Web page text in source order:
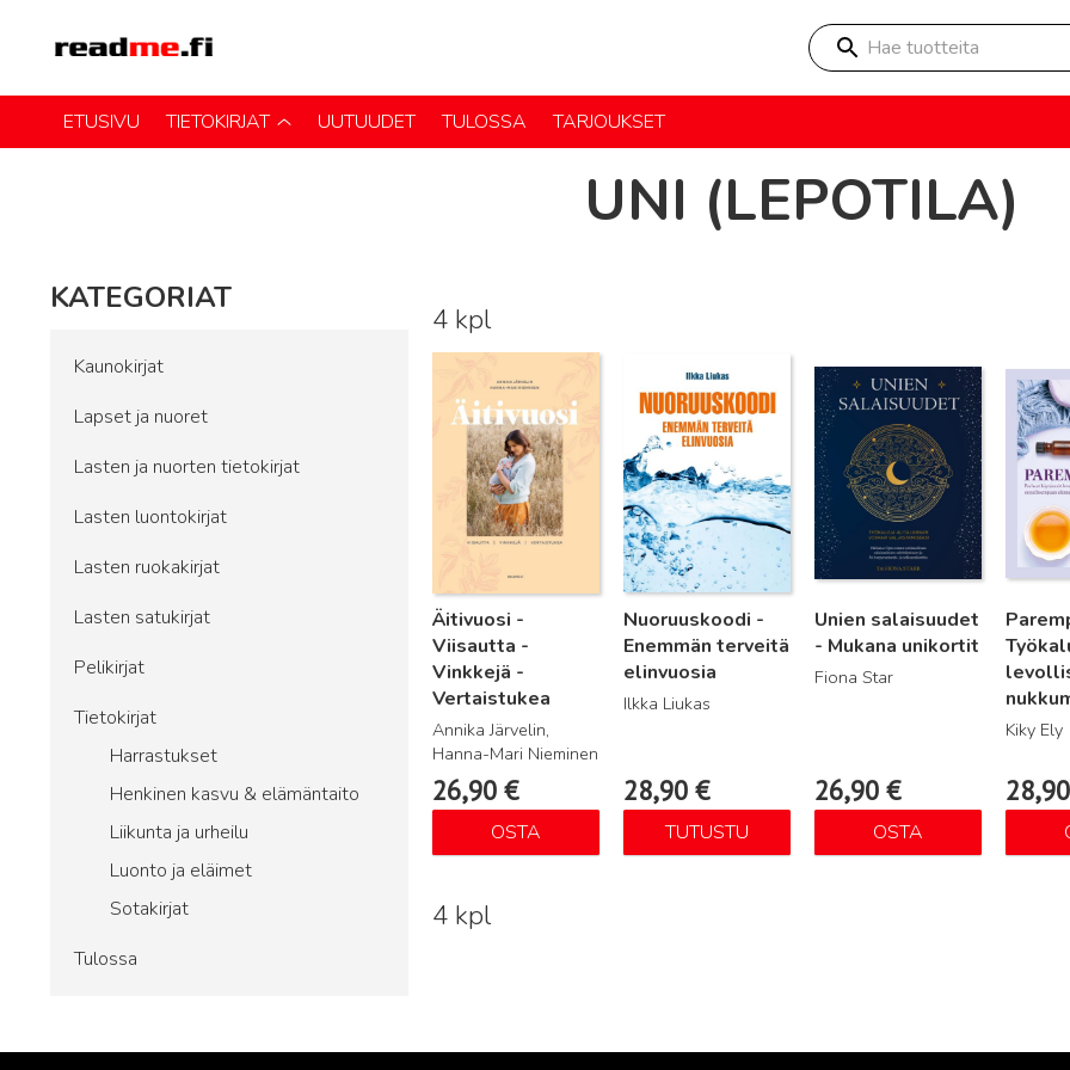
Hae tuotteita
ETUSIVU TIETOKIRJAT UUTUUDET TULOSSA TARJOUKSET
UNI (LEPOTILA)
KATEGORIAT
Kaunokirjat
Lapset ja nuoret
Lasten ja nuorten tietokirjat
Lasten luontokirjat
Lasten ruokakirjat
Lasten satukirjat
Pelikirjat
Tietokirjat
Harrastukset
Henkinen kasvu & elämäntaito
Liikunta ja urheilu
Luonto ja eläimet
Sotakirjat
Tulossa
4 kpl
Äitivuosi -
Viisautta -
Vinkkejä -
Vertaistukea
Annika Järvelin,
Hanna-Mari Nieminen
26,90 €
OSTA
Nuoruuskoodi -
Enemmän terveitä
elinvuosia
Ilkka Liukas
28,90 €
TUTUSTU
Unien salaisuudet
- Mukana unikortit
Fiona Star
26,90 €
OSTA
Lue lisää
Kiky Ely
28,90
Lue
4 kpl